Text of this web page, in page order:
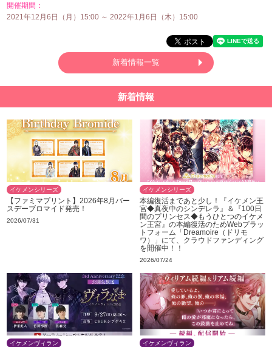
開催期間：
2021年12月6日（月）15:00 ～ 2022年1月6日（木）15:00
新着情報一覧
新着情報
イケメンシリーズ
【ファミマプリント】2026年8月バー
スデーブロマイド発売！
2026/07/31
イケメンシリーズ
本編復活まであと少し！『イケメン王
宮◆真夜中のシンデレラ』＆『100日
間のプリンセス◆もうひとつのイケメ
ン王宮』の本編復活のためWebプラッ
トフォーム「Dreamoire（ドリモ
ワ）」にて、クラウドファンディング
を開催中！！
2026/07/24
イケメンヴィラン イケメンヴィラン